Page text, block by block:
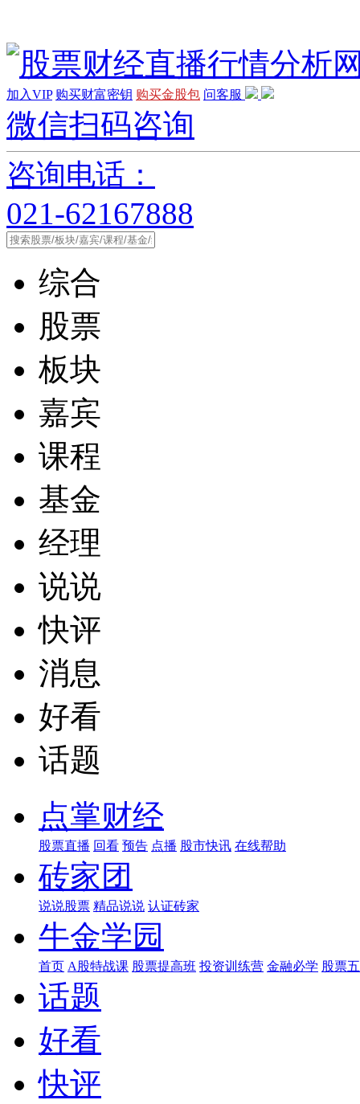
加入VIP 购买财富密钥 购买金股包 问客服
微信扫码咨询
咨询电话：
021-62167888
综合
股票
板块
嘉宾
课程
基金
经理
说说
快评
消息
好看
话题
点掌财经
股票直播 回看 预告 点播 股市快讯 在线帮助
砖家团
说说股票 精品说说 认证砖家
牛金学园
首页 A股特战课 股票提高班 投资训练营 金融必学 股票
话题
好看
快评